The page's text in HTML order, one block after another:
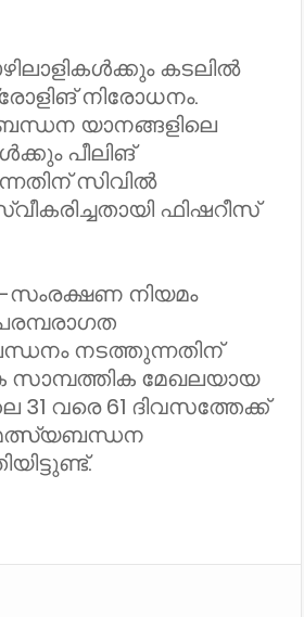
കടലിൽ
നിരോധനം.
യാനങ്ങളിലെ
പീലിങ്
സിവില്‍
ഫിഷറീസ്
സംരക്ഷണ നിയമം
നടത്തുന്നതിന്
സാമ്പത്തിക മേഖലയായ
61 ദിവസത്തേക്ക്